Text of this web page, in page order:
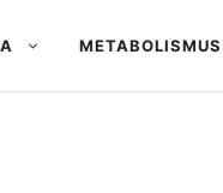
METABOLISMUS